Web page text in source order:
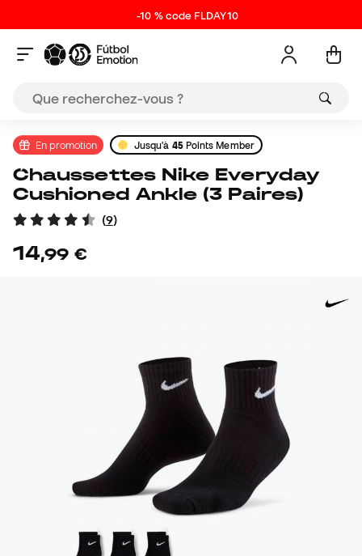
-10 % code FLDAY10
En promotion Jusqu'à 45Points Member
Chaussettes Nike Everyday
Cushioned Ankle (3 Paires)
(9)
14,99 €